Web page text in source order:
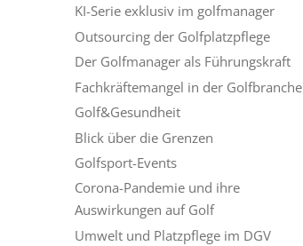
KI-Serie exklusiv im golfmanager
Outsourcing der Golfplatzpflege
Der Golfmanager als Führungskraft
Fachkräftemangel in der Golfbranche
Golf&Gesundheit
Blick über die Grenzen
Golfsport-Events
Corona-Pandemie und ihre
Auswirkungen auf Golf
Umwelt und Platzpflege im DGV